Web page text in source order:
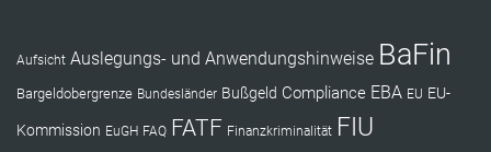
Aufsicht Auslegungs- und Anwendungshinweise BaFin
Bargeldobergrenze Bundesländer Bußgeld Compliance EBA EU EU-
Kommission EuGH FAQ FATF Finanzkriminalität FIU